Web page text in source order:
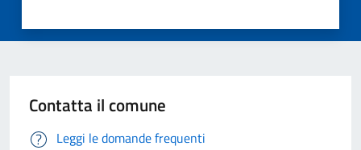
Contatta il comune
Leggi le domande frequenti